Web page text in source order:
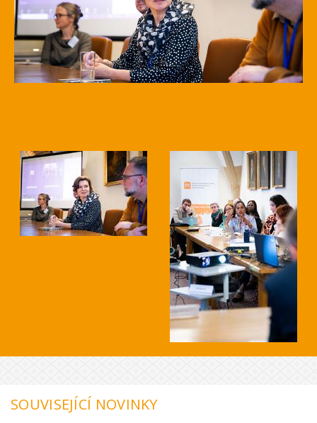
SOUVISEJÍCÍ NOVINKY